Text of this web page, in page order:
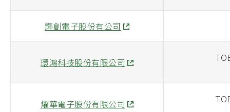
輝創電子股份有公司
環鴻科技股份有限公司
燿華電子股份有限公司